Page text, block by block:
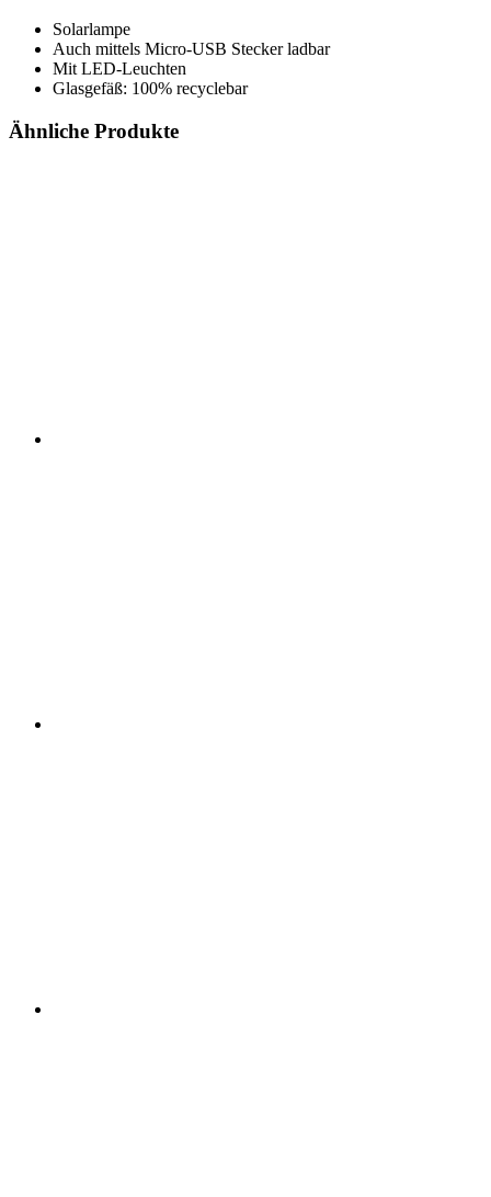
Solarlampe
Auch mittels Micro-USB Stecker ladbar
Mit LED-Leuchten
Glasgefäß: 100% recyclebar
Ähnliche Produkte